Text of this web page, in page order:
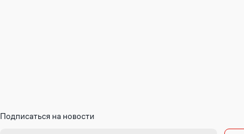
Подписаться на новости